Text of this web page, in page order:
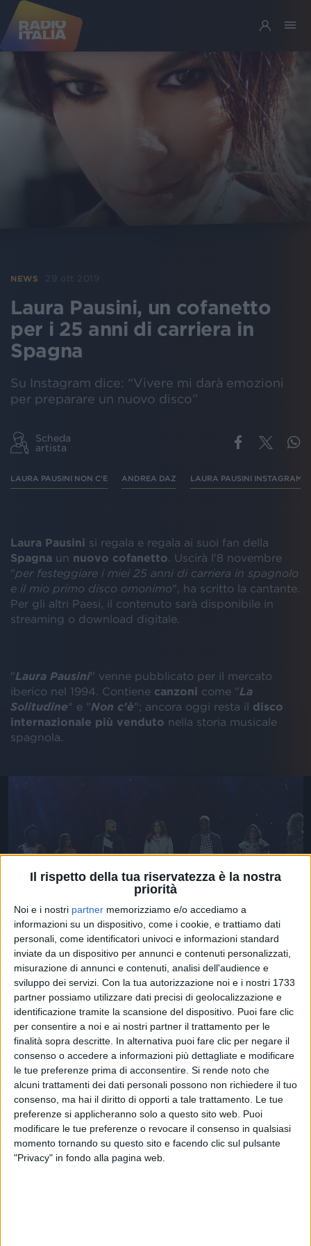
Il rispetto della tua riservatezza è la nostra
priorità
Noi e i nostri partner memorizziamo e/o accediamo a
informazioni su un dispositivo, come i cookie, e trattiamo dati
personali, come identificatori univoci e informazioni standard
inviate da un dispositivo per annunci e contenuti personalizzati,
misurazione di annunci e contenuti, analisi dell'audience e
sviluppo dei servizi. Con la tua autorizzazione noi e i nostri 1733
partner possiamo utilizzare dati precisi di geolocalizzazione e
identificazione tramite la scansione del dispositivo. Puoi fare clic
per consentire a noi e ai nostri partner il trattamento per le
finalità sopra descritte. In alternativa puoi fare clic per negare il
consenso o accedere a informazioni più dettagliate e modificare
le tue preferenze prima di acconsentire. Si rende noto che
alcuni trattamenti dei dati personali possono non richiedere il tuo
consenso, ma hai il diritto di opporti a tale trattamento. Le tue
preferenze si applicheranno solo a questo sito web. Puoi
modificare le tue preferenze o revocare il consenso in qualsiasi
momento tornando su questo sito e facendo clic sul pulsante
"Privacy" in fondo alla pagina web.
NEWS 29 ott 2019
Laura Pausini, un cofanetto
per i 25 anni di carriera in
Spagna
Su Instagram dice: “Vivere mi darà emozioni
per preparare un nuovo disco”
Scheda
artista
LAURA PAUSINI NON C'È ANDREA DAZ LAURA PAUSINI INSTAGRAM
Laura Pausini si regala e regala ai suoi fan della
Spagna un nuovo cofanetto . Uscirà l'8 novembre
"per festeggiare i miei 25 anni di carriera in spagnolo
e il mio primo disco omonimo", ha scritto la cantante.
Per gli altri Paesi, il contenuto sarà disponibile in
streaming o download digitale.
"Laura Pausini" venne pubblicato per il mercato
iberico nel 1994. Contiene canzoni come "La
Solitudine" e "Non c'è"; ancora oggi resta il disco
internazionale più venduto nella storia musicale
spagnola.
LAURA PAUSINI - LA SOLITUDINE
(RADIOITALIALIVE IL CONCERTO 2016)
Annunciando la sorpresa ai suoi fan, Laura ha
risposto ad alcune curiosità suInstagram. Tra i
quesiti, qualcuno le ha chiesto se stesse lavorando a
un album di inediti.